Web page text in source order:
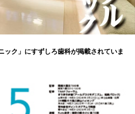
ック」にすずしろ歯科が掲載されていま